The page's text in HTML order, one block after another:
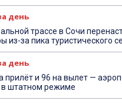
день
трассе в Сочи
из-за пика туристического
день
прилёт и 96 на вылет —
в штатном режиме